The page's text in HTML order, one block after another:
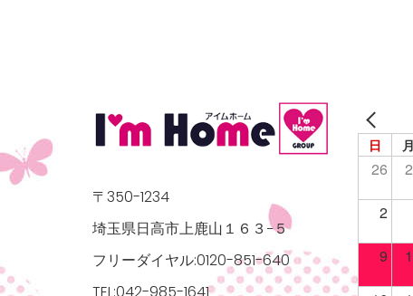
〒350-1234
埼玉県日高市上鹿山１６３−５
フリーダイヤル:0120-851-640
日 月
26
2
9